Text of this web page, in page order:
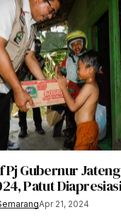
Pj Gubernur
Patut Diapresiasi
Apr 21, 2024